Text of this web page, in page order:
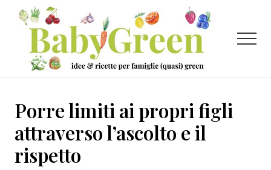
Menu
Passa
contenuto
principale
Passa
laterale
primaria
Passa
ricette
per
famiglie
Menu
Porre limiti ai propri figli
attraverso l’ascolto e il
rispetto